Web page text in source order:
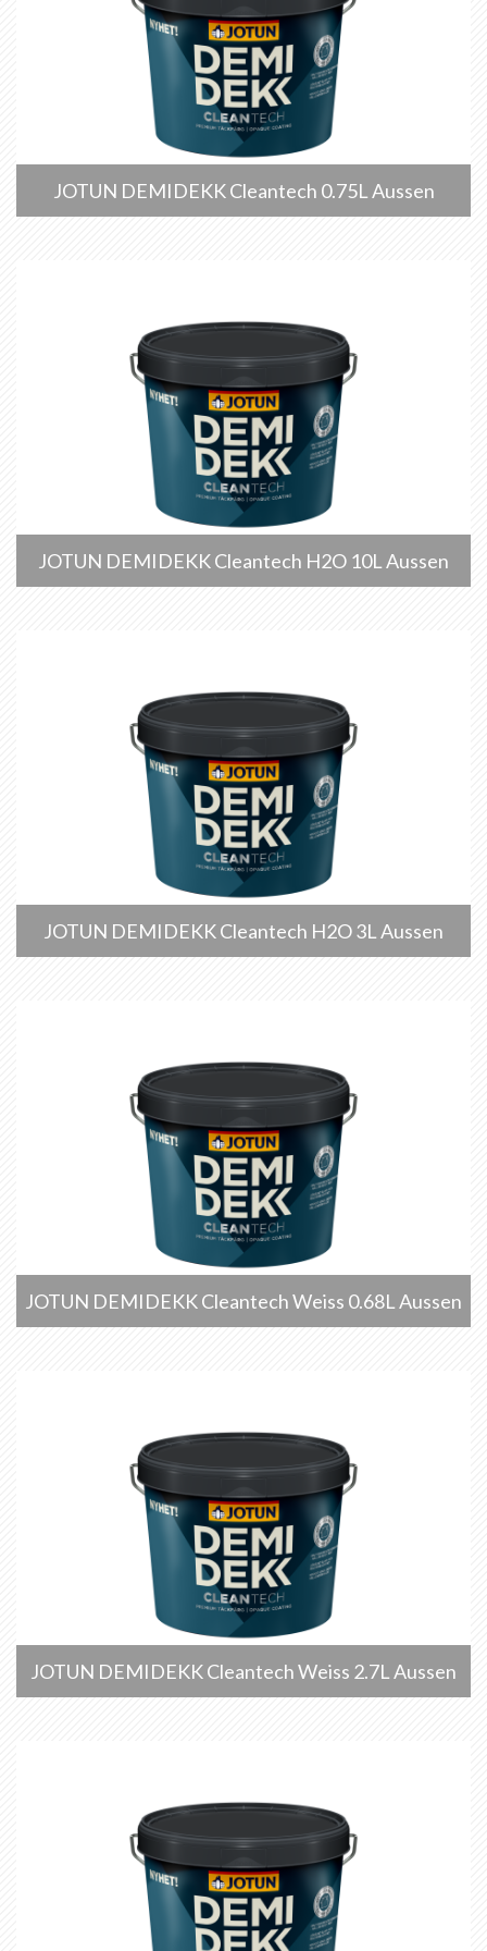
JOTUN DEMIDEKK Cleantech 0.75L Aussen
JOTUN DEMIDEKK Cleantech H2O 10L Aussen
JOTUN DEMIDEKK Cleantech H2O 3L Aussen
JOTUN DEMIDEKK Cleantech Weiss 0.68L Aussen
JOTUN DEMIDEKK Cleantech Weiss 2.7L Aussen